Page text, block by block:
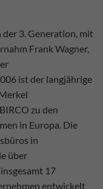
3. Generation, mit
Frank Wagner,
ist der langjährige
zu den
in Europa. Die
in
über
17
entwickelt